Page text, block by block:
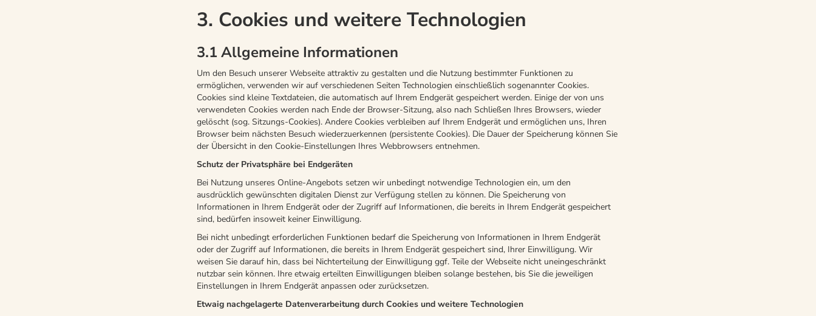
3. Cookies und weitere Technologien
3.1 Allgemeine Informationen
Um den Besuch unserer Webseite attraktiv zu gestalten und die Nutzung bestimmter Funktionen zu
ermöglichen, verwenden wir auf verschiedenen Seiten Technologien einschließlich sogenannter Cookies.
Cookies sind kleine Textdateien, die automatisch auf Ihrem Endgerät gespeichert werden. Einige der von uns
verwendeten Cookies werden nach Ende der Browser-Sitzung, also nach Schließen Ihres Browsers, wieder
gelöscht (sog. Sitzungs-Cookies). Andere Cookies verbleiben auf Ihrem Endgerät und ermöglichen uns, Ihren
Browser beim nächsten Besuch wiederzuerkennen (persistente Cookies). Die Dauer der Speicherung können Sie
der Übersicht in den Cookie-Einstellungen Ihres Webbrowsers entnehmen.
Schutz der Privatsphäre bei Endgeräten
Bei Nutzung unseres Online-Angebots setzen wir unbedingt notwendige Technologien ein, um den
ausdrücklich gewünschten digitalen Dienst zur Verfügung stellen zu können. Die Speicherung von
Informationen in Ihrem Endgerät oder der Zugriff auf Informationen, die bereits in Ihrem Endgerät gespeichert
sind, bedürfen insoweit keiner Einwilligung.
Bei nicht unbedingt erforderlichen Funktionen bedarf die Speicherung von Informationen in Ihrem Endgerät
oder der Zugriff auf Informationen, die bereits in Ihrem Endgerät gespeichert sind, Ihrer Einwilligung. Wir
weisen Sie darauf hin, dass bei Nichterteilung der Einwilligung ggf. Teile der Webseite nicht uneingeschränkt
nutzbar sein können. Ihre etwaig erteilten Einwilligungen bleiben solange bestehen, bis Sie die jeweiligen
Einstellungen in Ihrem Endgerät anpassen oder zurücksetzen.
Etwaig nachgelagerte Datenverarbeitung durch Cookies und weitere Technologien